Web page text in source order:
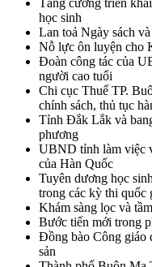
Tăng cường triển
học sinh
Lan toả Ngày sách
Nỗ lực ôn luyện cho
Đoàn công tác của
người cao tuổi
Chi cục Thuế TP.
chính sách, thủ tục
Tỉnh Đắk Lắk và
phương
UBND tỉnh làm việc
của Hàn Quốc
Tuyên dương học
trong các kỳ thi quốc
Khám sàng lọc và
Bước tiến mới trong
Đồng bào Công giáo
sản